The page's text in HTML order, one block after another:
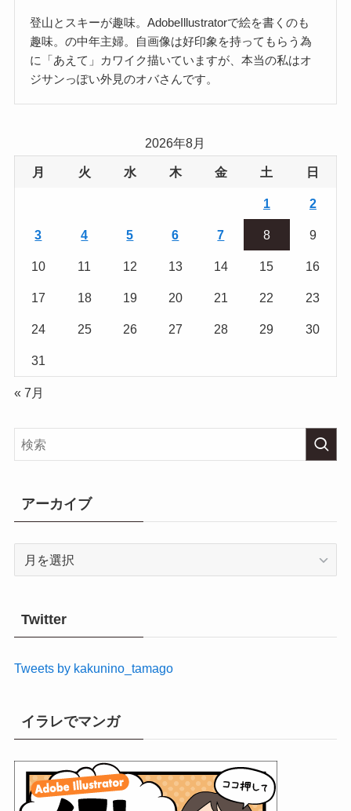
登山とスキーが趣味。AdobeIllustratorで絵を書くのも
趣味。の中年主婦。自画像は好印象を持ってもらう為
に「あえて」カワイク描いていますが、本当の私はオ
ジサンっぽい外見のオバさんです。
2026年8月
月 火 水 木 金 土 日
1 2
3 4 5 6 7 8 9
10 11 12 13 14 15 16
17 18 19 20 21 22 23
24 25 26 27 28 29 30
31
« 7月
アーカイブ
Twitter
Tweets by kakunino_tamago
イラレでマンガ